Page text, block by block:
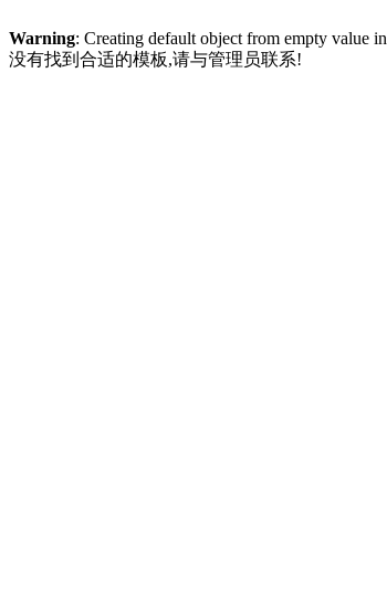
Warning: Creating default object from empty value in
没有找到合适的模板,请与管理员联系!